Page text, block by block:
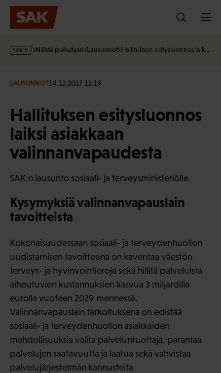
Hyppää
sisältöön
s
·
Näistä puhutaan Lausunnot Hallituksen esitysluonnos laik…
LAUSUNNOT14.12.2017 15:19
Hallituksen esitysluonnos
laiksi asiakkaan
valinnanvapaudesta
SAK:n lausunto sosiaali- ja terveysministeriölle
Kysymyksiä valinnanvapauslain
tavoitteista
Kokonaisuudessaan sosiaali- ja terveydenhuollon
uudistamisen tavoitteena on kaventaa väestön
terveys- ja hyvinvointieroja sekä hillitä palveluista
aiheutuvien kustannuksien kasvua 3 miljardilla
eurolla vuoteen 2029 mennessä.
Valinnanvapauslain tarkoituksena on edistää
sosiaali- ja terveydenhuollon asiakkaiden
mahdollisuuksia valita palveluntuottaja, parantaa
palvelujen saatavuutta ja laatua sekä vahvistaa
palvelujärjestelmän kannusteita